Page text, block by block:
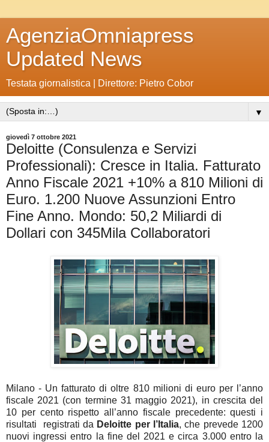
AgenziaOmniapress
Updated News
Testata giornalistica | Direttore: Pietro Cobor
▼
giovedì 7 ottobre 2021
Deloitte (Consulenza e Servizi
Professionali): Cresce in Italia. Fatturato
Anno Fiscale 2021 +10% a 810 Milioni di
Euro. 1.200 Nuove Assunzioni Entro
Fine Anno. Mondo: 50,2 Miliardi di
Dollari con 345Mila Collaboratori
Milano - Un fatturato di oltre 810 milioni di euro per l’anno
fiscale 2021 (con termine 31 maggio 2021), in crescita del
10 per cento rispetto all’anno fiscale precedente: questi i
risultati registrati da Deloitte per l’Italia, che prevede 1200
nuovi ingressi entro la fine del 2021 e circa 3.000 entro la